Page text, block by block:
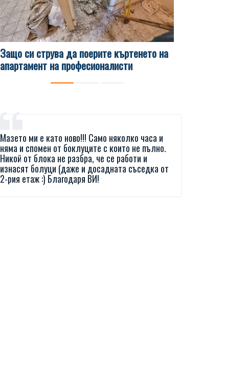
Защо си струва да поерите къртенето на
апартамент на професионалисти
Мазето ми е като ново!!! Само няколко часа и
няма и спомен от боклуците с които не пълно.
Никой от блока не разбра, че се работи и
изнасят болуци (даже и досадната съседка от
2-рия етаж :) Благодаря ВИ!